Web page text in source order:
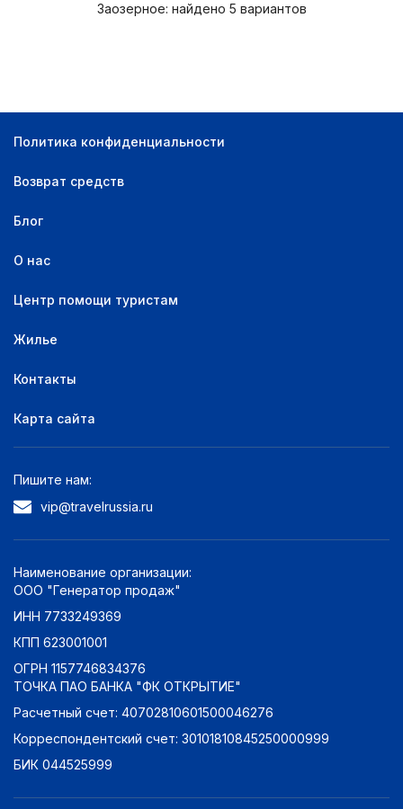
Заозерное: найдено 5 вариантов
Политика конфиденциальности
Возврат средств
Блог
О нас
Центр помощи туристам
Жилье
Контакты
Карта сайта
Пишите нам:
vip@travelrussia.ru
Наименование организации:
ООО "Генератор продаж"
ИНН 7733249369
КПП 623001001
ОГРН 1157746834376
ТОЧКА ПАО БАНКА "ФК ОТКРЫТИЕ"
Расчетный счет: 40702810601500046276
Корреспондентский счет: 30101810845250000999
БИК 044525999